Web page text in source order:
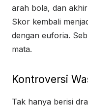
arah bola, dan
Skor kembali
dengan euforia.
mata.
Kontroversi
Tak hanya berisi